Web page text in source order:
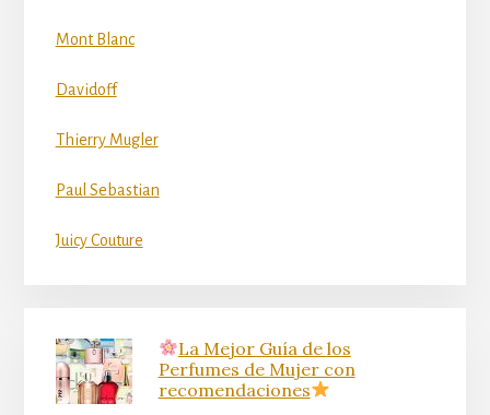
Mont Blanc
Davidoff
Thierry Mugler
Paul Sebastian
Juicy Couture
La Mejor Guía de los
Perfumes de Mujer con
recomendaciones